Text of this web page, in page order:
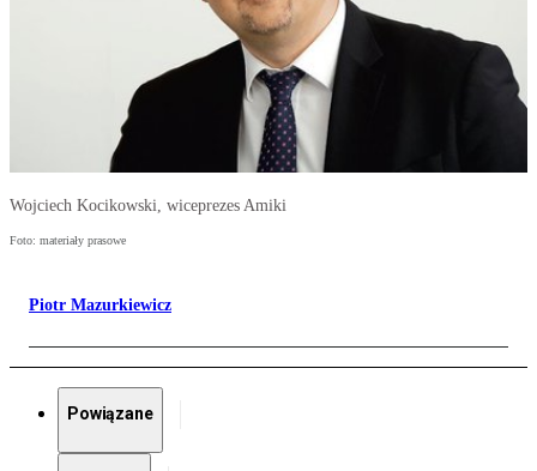
Wojciech Kocikowski, wiceprezes Amiki
Foto: materiały prasowe
Piotr Mazurkiewicz
Powiązane